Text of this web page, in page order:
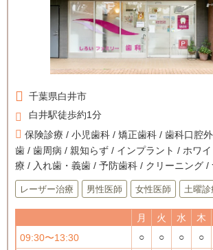
千葉県白井市
白井駅徒歩約1分
保険診療 / 小児歯科 / 矯正歯科 / 歯科口腔
歯 / 歯周病 / 親知らず / インプラント / ホワ
療 / 入れ歯・義歯 / 予防歯科 / クリーニング /
レーザー治療 男性医師 女性医師 土曜診
月 火 水 木
09:30〜13:30
○ ○ ○ ○